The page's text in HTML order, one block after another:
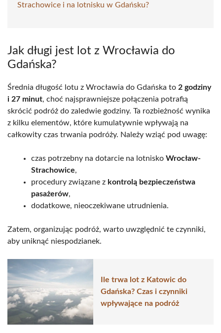
Strachowice i na lotnisku w Gdańsku?
Jak długi jest lot z Wrocławia do
Gdańska?
Średnia długość lotu z Wrocławia do Gdańska to 2 godziny
i 27 minut, choć najsprawniejsze połączenia potrafią
skrócić podróż do zaledwie godziny. Ta rozbieżność wynika
z kilku elementów, które kumulatywnie wpływają na
całkowity czas trwania podróży. Należy wziąć pod uwagę:
czas potrzebny na dotarcie na lotnisko Wrocław-
Strachowice,
procedury związane z kontrolą bezpieczeństwa
pasażerów,
dodatkowe, nieoczekiwane utrudnienia.
Zatem, organizując podróż, warto uwzględnić te czynniki,
aby uniknąć niespodzianek.
Ile trwa lot z Katowic do
Gdańska? Czas i czynniki
wpływające na podróż